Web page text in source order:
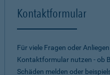
Kontaktformular
Für viele Fragen oder
Kontaktformular nutzen - ob
Schäden melden oder